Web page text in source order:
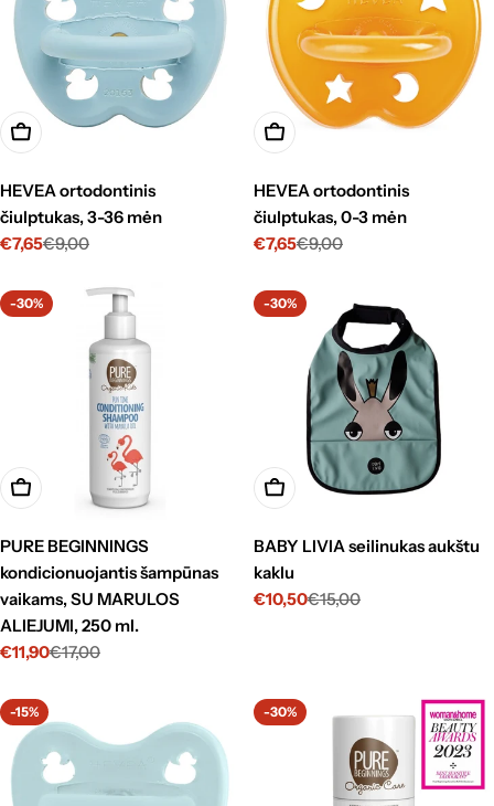
Pasirinkti
HEVEA ortodontinis
čiulptukas, 3-36 mėn
Kaina
nuolaida
€7,65
Standartinė
€9,00
Pasirinkti
HEVEA ortodontinis
čiulptukas, 0-3 mėn
Kaina
nuolaida
€7,65
Standartinė
€9,00
-30%
Į krepšelį
PURE BEGINNINGS
kondicionuojantis šampūnas
vaikams, SU MARULOS
ALIEJUMI, 250 ml.
Kaina
nuolaida
€11,90
Standartinė
€17,00
-30%
Pasirinkti
BABY LIVIA seilinukas aukštu
kaklu
Kaina
€10,50
Standartinė
€15,00
-15% -30%